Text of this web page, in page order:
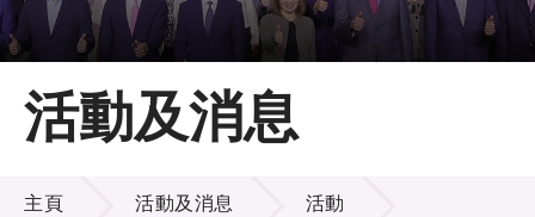
主頁
關於LSCM
技術商品化
活動及消息
活動及消息
主頁 活動及消息 活動